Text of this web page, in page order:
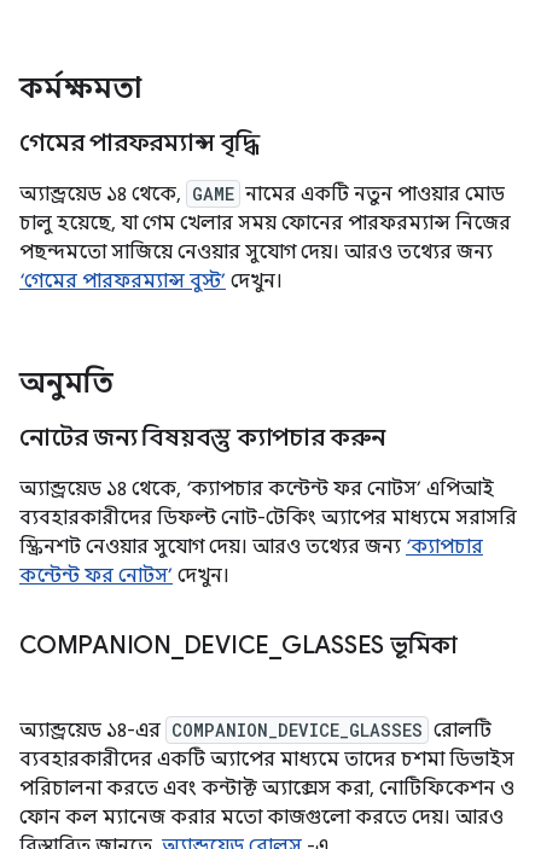
কর্মক্ষমতা
গেমের পারফরম্যান্স বৃদ্ধি
অ্যান্ড্রয়েড ১৪ থেকে, GAME নামের একটি নতুন পাওয়ার মোড
চালু হয়েছে, যা গেম খেলার সময় ফোনের পারফরম্যান্স নিজের
পছন্দমতো সাজিয়ে নেওয়ার সুযোগ দেয়। আরও তথ্যের জন্য
‘গেমের পারফরম্যান্স বুস্ট’ দেখুন।
অনুমতি
নোটের জন্য বিষয়বস্তু ক্যাপচার করুন
অ্যান্ড্রয়েড ১৪ থেকে, ‘ক্যাপচার কন্টেন্ট ফর নোটস’ এপিআই
ব্যবহারকারীদের ডিফল্ট নোট-টেকিং অ্যাপের মাধ্যমে সরাসরি
স্ক্রিনশট নেওয়ার সুযোগ দেয়। আরও তথ্যের জন্য ‘ক্যাপচার
কন্টেন্ট ফর নোটস’ দেখুন।
COMPANION DEVICE GLASSES ভূমিকা
অ্যান্ড্রয়েড ১৪-এর COMPANION_DEVICE_GLASSES রোলটি
ব্যবহারকারীদের একটি অ্যাপের মাধ্যমে তাদের চশমা ডিভাইস
পরিচালনা করতে এবং কন্টাক্ট অ্যাক্সেস করা, নোটিফিকেশন ও
ফোন কল ম্যানেজ করার মতো কাজগুলো করতে দেয়। আরও